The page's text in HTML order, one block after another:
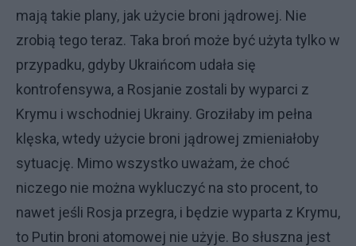
mają takie plany, jak użycie broni jądrowej. Nie
zrobią tego teraz. Taka broń może być użyta tylko w
przypadku, gdyby Ukraińcom udała się
kontrofensywa, a Rosjanie zostali by wyparci z
Krymu i wschodniej Ukrainy. Groziłaby im pełna
klęska, wtedy użycie broni jądrowej zmieniałoby
sytuację. Mimo wszystko uważam, że choć
niczego nie można wykluczyć na sto procent, to
nawet jeśli Rosja przegra, i będzie wyparta z Krymu,
to Putin broni atomowej nie użyje. Bo słuszna jest